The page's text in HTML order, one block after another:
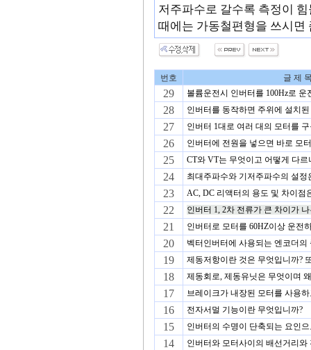
저주파수로 갈수록 측정이
때에는 가동철편형을 쓰시면
번호 글 제
29 볼륨운전시 인버터를 100Hz로 운
28 인버터를 동작하면 주위에 설치
27 인버터 1대로 여러 대의 모터를
26 인버터에 전원을 넣으면 바로 모
25 CT와 VT는 무엇이고 어떻게 다르
24 최대주파수와 기저주파수의 설정
23 AC, DC 리액터의 용도 및 차이점
22 인버터 1, 2차 전류가 큰 차이가
21 인버터로 모터를 60HZ이상 운전
20 벡터인버터에 사용되는 엔코더의
19 제동저항이란 것은 무엇입니까?
18 제동회로, 제동유닛은 무엇이며
17 브레이크가 내장된 모터를 사용
16 전자서멀 기능이란 무엇입니까?
15 인버터의 수명이 단축되는 요인
14 인버터와 모터사이의 배선거리와